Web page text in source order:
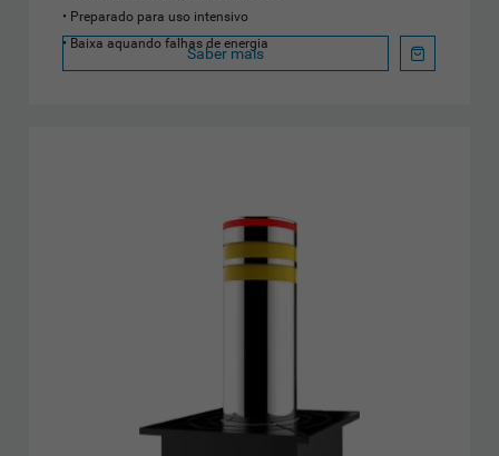
Preparado para uso intensivo
Baixa aquando falhas de energia
Saber mais